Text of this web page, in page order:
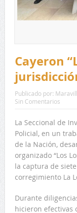
Cayeron
Publicado por:
Sin Comentarios
La Seccional de
Policial, en un
de la Nación,
organizado “Los
la captura de
corregimiento La
Durante
hicieron efectivas